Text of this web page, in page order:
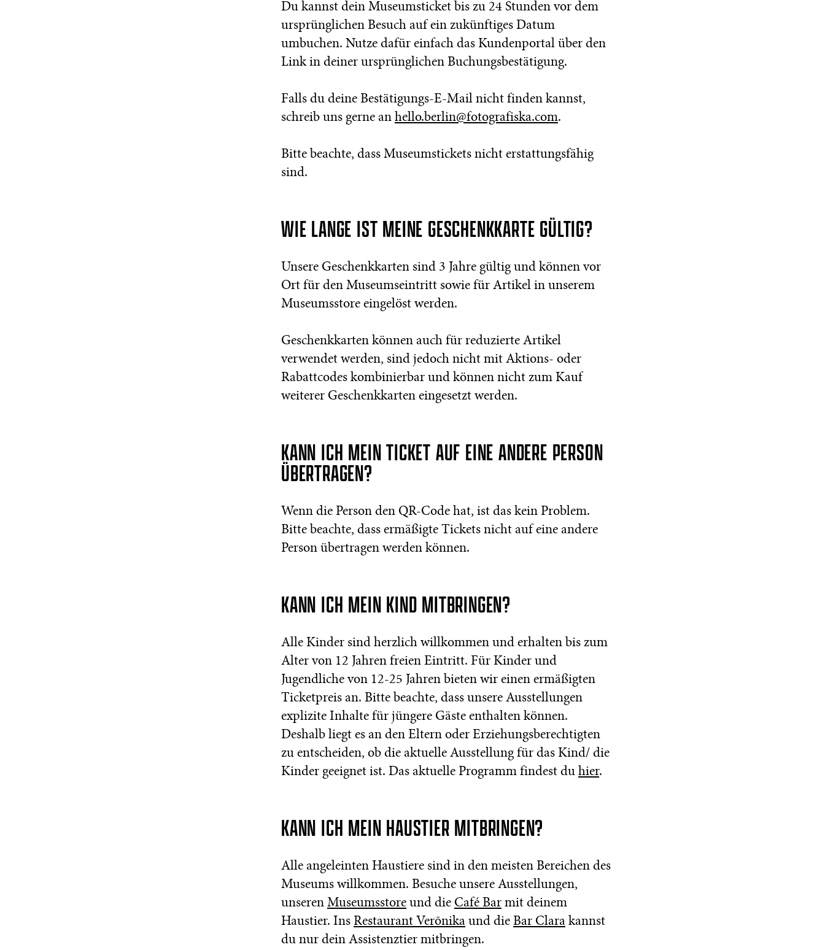
Du kannst dein Museumsticket bis zu 24 Stunden vor dem
ursprünglichen Besuch auf ein zukünftiges Datum
umbuchen. Nutze dafür einfach das Kundenportal über den
Link in deiner ursprünglichen Buchungsbestätigung.
Falls du deine Bestätigungs-E-Mail nicht finden kannst,
schreib uns gerne an hello.berlin@fotografiska.com.
Bitte beachte, dass Museumstickets nicht erstattungsfähig
sind.
WIE LANGE IST MEINE GESCHENKKARTE GÜLTIG?
Unsere Geschenkkarten sind 3 Jahre gültig und können vor
Ort für den Museumseintritt sowie für Artikel in unserem
Museumsstore eingelöst werden.
Geschenkkarten können auch für reduzierte Artikel
verwendet werden, sind jedoch nicht mit Aktions- oder
Rabattcodes kombinierbar und können nicht zum Kauf
weiterer Geschenkkarten eingesetzt werden.
KANN ICH MEIN TICKET AUF EINE ANDERE PERSON
ÜBERTRAGEN?
Wenn die Person den QR-Code hat, ist das kein Problem.
Bitte beachte, dass ermäßigte Tickets nicht auf eine andere
Person übertragen werden können.
KANN ICH MEIN KIND MITBRINGEN?
Alle Kinder sind herzlich willkommen und erhalten bis zum
Alter von 12 Jahren freien Eintritt. Für Kinder und
Jugendliche von 12-25 Jahren bieten wir einen ermäßigten
Ticketpreis an. Bitte beachte, dass unsere Ausstellungen
explizite Inhalte für jüngere Gäste enthalten können.
Deshalb liegt es an den Eltern oder Erziehungsberechtigten
zu entscheiden, ob die aktuelle Ausstellung für das Kind/ die
Kinder geeignet ist. Das aktuelle Programm findest du hier.
KANN ICH MEIN HAUSTIER MITBRINGEN?
Alle angeleinten Haustiere sind in den meisten Bereichen des
Museums willkommen. Besuche unsere Ausstellungen,
unseren Museumsstore und die Café Bar mit deinem
Haustier. Ins Restaurant Verōnika und die Bar Clara kannst
du nur dein Assistenztier mitbringen.